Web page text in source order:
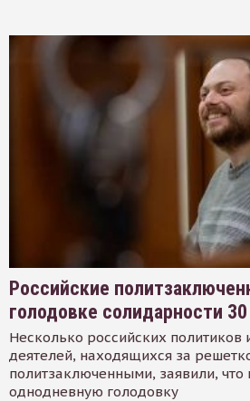
Российские
голодовке солидарности
Несколько российских
деятелей, находящихся за
политзаключенными, заявили, что
однодневную голодовку